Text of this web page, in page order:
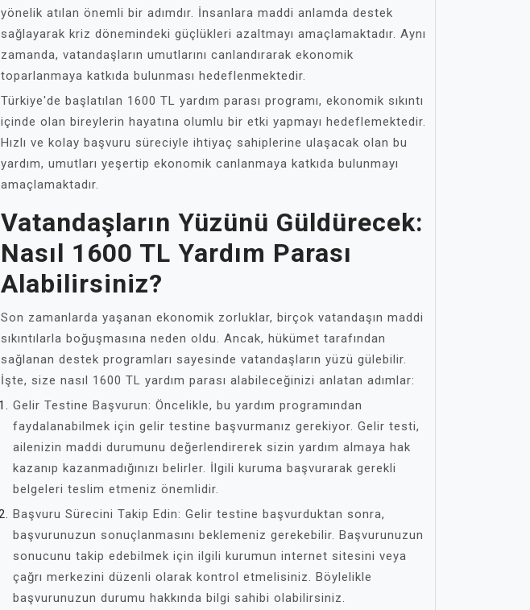
yönelik atılan önemli bir adımdır. İnsanlara maddi anlamda destek
sağlayarak kriz dönemindeki güçlükleri azaltmayı amaçlamaktadır. Aynı
zamanda, vatandaşların umutlarını canlandırarak ekonomik
toparlanmaya katkıda bulunması hedeflenmektedir.
Türkiye'de başlatılan 1600 TL yardım parası programı, ekonomik sıkıntı
içinde olan bireylerin hayatına olumlu bir etki yapmayı hedeflemektedir.
Hızlı ve kolay başvuru süreciyle ihtiyaç sahiplerine ulaşacak olan bu
yardım, umutları yeşertip ekonomik canlanmaya katkıda bulunmayı
amaçlamaktadır.
Vatandaşların Yüzünü Güldürecek:
Nasıl 1600 TL Yardım Parası
Alabilirsiniz?
Son zamanlarda yaşanan ekonomik zorluklar, birçok vatandaşın maddi
sıkıntılarla boğuşmasına neden oldu. Ancak, hükümet tarafından
sağlanan destek programları sayesinde vatandaşların yüzü gülebilir.
İşte, size nasıl 1600 TL yardım parası alabileceğinizi anlatan adımlar:
Gelir Testine Başvurun: Öncelikle, bu yardım programından
faydalanabilmek için gelir testine başvurmanız gerekiyor. Gelir testi,
ailenizin maddi durumunu değerlendirerek sizin yardım almaya hak
kazanıp kazanmadığınızı belirler. İlgili kuruma başvurarak gerekli
belgeleri teslim etmeniz önemlidir.
Başvuru Sürecini Takip Edin: Gelir testine başvurduktan sonra,
başvurunuzun sonuçlanmasını beklemeniz gerekebilir. Başvurunuzun
sonucunu takip edebilmek için ilgili kurumun internet sitesini veya
çağrı merkezini düzenli olarak kontrol etmelisiniz. Böylelikle
başvurunuzun durumu hakkında bilgi sahibi olabilirsiniz.